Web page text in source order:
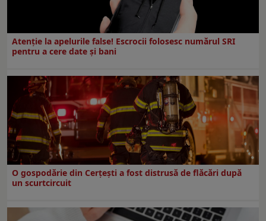
Atenție la apelurile false! Escrocii folosesc numărul SRI
pentru a cere date și bani
O gospodărie din Cerțești a fost distrusă de flăcări după
un scurtcircuit